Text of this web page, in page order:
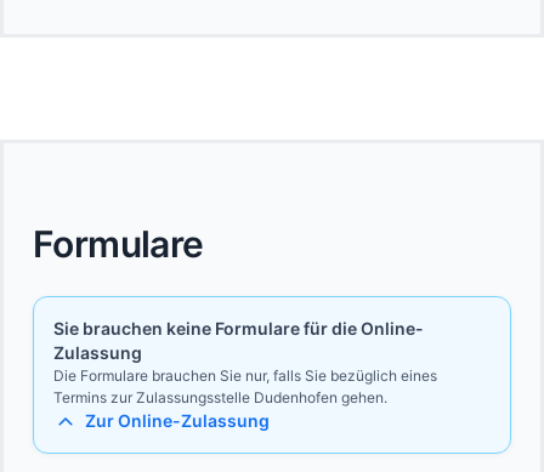
Formulare
Sie brauchen keine Formulare für die Online-
Zulassung
Die Formulare brauchen Sie nur, falls Sie bezüglich eines
Termins zur Zulassungsstelle Dudenhofen gehen.
Zur Online-Zulassung